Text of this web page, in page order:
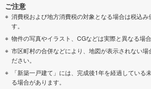
ご注意
消費税および地方消費税の対象となる場合は税込み
す。
物件の写真やイラスト、CGなどは実際と異なる場合
市区町村の合併などにより、地図が表示されない場
ださい。
「新築一戸建て」には、完成後1年を経過している
る場合があります。